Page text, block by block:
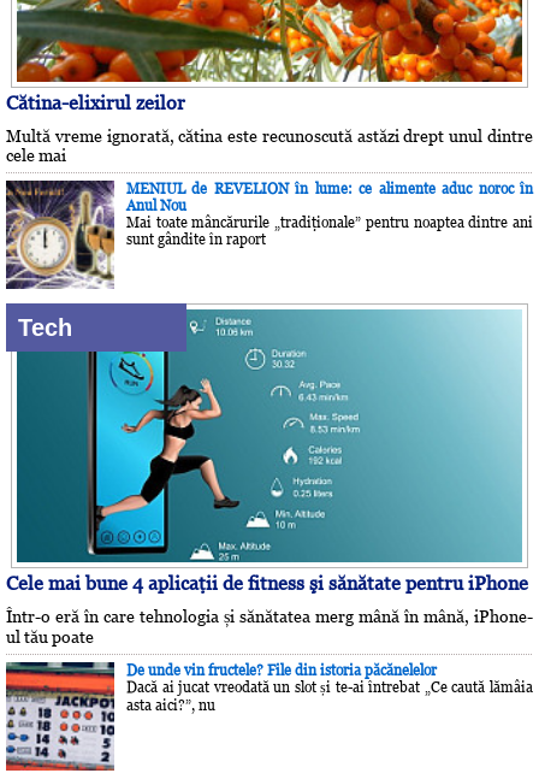
Cătina-elixirul zeilor
Multă vreme ignorată, cătina este recunoscută astăzi drept unul dintre
cele mai
MENIUL de REVELION în lume: ce alimente aduc noroc în
Anul Nou
Mai toate mâncărurile „tradiţionale” pentru noaptea dintre ani
sunt gândite în raport
Tech
Cele mai bune 4 aplicaţii de fitness şi sănătate pentru iPhone
Într-o eră în care tehnologia și sănătatea merg mână în mână, iPhone-
ul tău poate
De unde vin fructele? File din istoria păcănelelor
Dacă ai jucat vreodată un slot și te-ai întrebat „Ce caută lămâia
asta aici?”, nu